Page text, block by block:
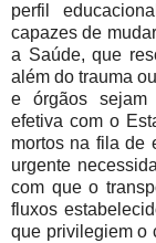
perfil
capazes de
a Saúde, que
além do trauma
e órgãos sejam
efetiva com o
mortos na fila de
urgente
com que o
fluxos
que privilegiem o